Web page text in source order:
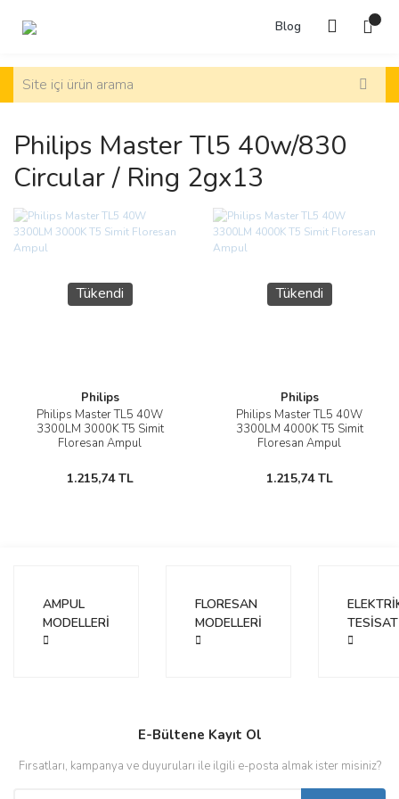
Blog
Philips Master Tl5 40w/830
Circular / Ring 2gx13
Tükendi
Philips
Philips Master TL5 40W
3300LM 3000K T5 Simit
Floresan Ampul
1.215,74 TL
Tükendi
Philips
Philips Master TL5 40W
3300LM 4000K T5 Simit
Floresan Ampul
1.215,74 TL
AMPUL
MODELLERİ
FLORESAN
MODELLERİ
TESİSAT
E-Bültene Kayıt Ol
Fırsatları, kampanya ve duyuruları ile ilgili e-posta almak ister misiniz?